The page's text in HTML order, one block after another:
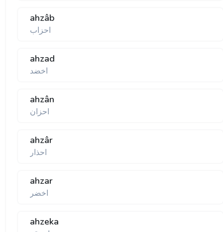
ahzâb
احزاب
ahzad
اخضد
ahzân
احزان
ahzâr
احذار
ahzar
اخضر
ahzeka